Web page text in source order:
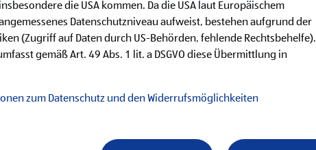
offenen Jobs oder abonniere deinen persönlichen Jobalarm:
Jobsuche Jobalarm
die USA kommen. Da die USA laut Europäischem
Datenschutzniveau aufweist, bestehen aufgrund der
(Zugriff auf Daten durch US-Behörden, fehlende Rechtsbehelfe).
gemäß Art. 49 Abs. 1 lit. a DSGVO diese Übermittlung in
zum Datenschutz und den Widerrufsmöglichkeiten